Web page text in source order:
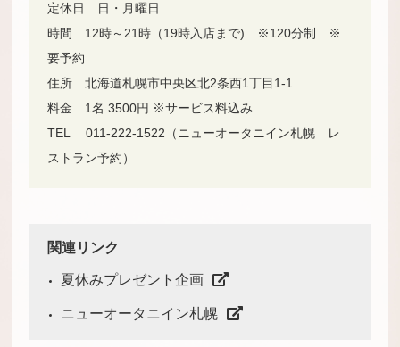
定休日 日・月曜日
時間 12時～21時（19時入店まで) ※120分制 ※
要予約
住所 北海道札幌市中央区北2条西1丁目1-1
料金 1名 3500円 ※サービス料込み
TEL 011-222-1522（ニューオータニイン札幌 レ
ストラン予約）
関連リンク
夏休みプレゼント企画
ニューオータニイン札幌